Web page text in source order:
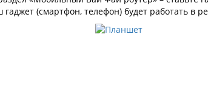
(смартфон, телефон) будет работать в